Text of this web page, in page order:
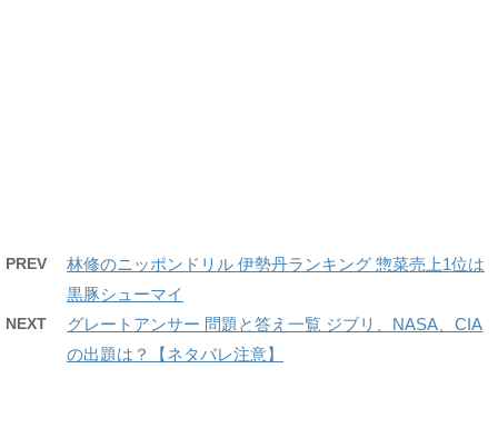
PREV
林修のニッポンドリル 伊勢丹ランキング 惣菜売上1位は
黒豚シューマイ
NEXT
グレートアンサー 問題と答え一覧 ジブリ、NASA、CIA
の出題は？【ネタバレ注意】